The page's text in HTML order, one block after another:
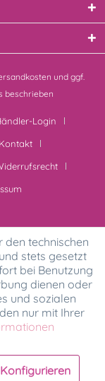
und ggf.
beschrieben
Login
Kontakt
den technischen
stets gesetzt
bei Benutzung
dienen oder
und sozialen
nur mit Ihrer
Konfigurieren